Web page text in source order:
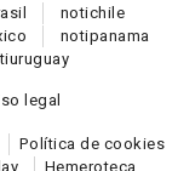
notichile
notipanama
uruguay
legal
Política de cookies